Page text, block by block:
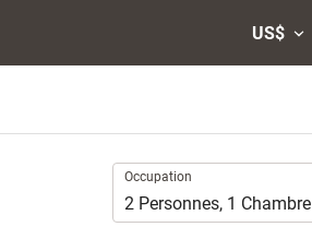
US$
Occupation
Occupation
2 Personnes, 1 Chambre